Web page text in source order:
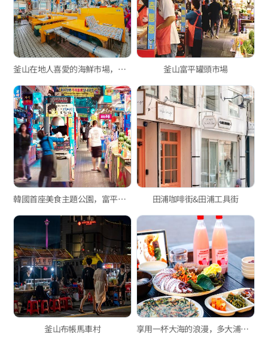
釜山在地人喜愛的海鮮市場，新東亞水產綜合市場與玄風餐廳 釜山富平罐頭市場
韓國首座美食主題公園，富平罐頭夜市 田浦咖啡街&田浦工具街
釜山布帳馬車村 享用一杯大海的浪漫，多大浦「奶奶家」手工馬格利酒與海鮮